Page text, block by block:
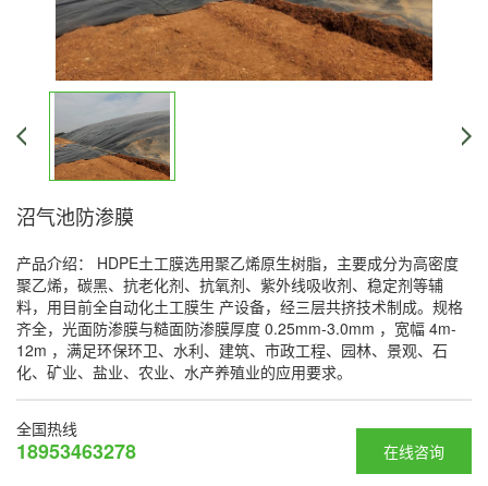
沼气池防渗膜
产品介绍： HDPE土工膜选用聚乙烯原生树脂，主要成分为高密度
聚乙烯，碳黑、抗老化剂、抗氧剂、紫外线吸收剂、稳定剂等辅
料，用目前全自动化土工膜生 产设备，经三层共挤技术制成。规格
齐全，光面防渗膜与糙面防渗膜厚度 0.25mm-3.0mm ，宽幅 4m-
12m ，满足环保环卫、水利、建筑、市政工程、园林、景观、石
化、矿业、盐业、农业、水产养殖业的应用要求。
在线咨询
全国热线
18953463278